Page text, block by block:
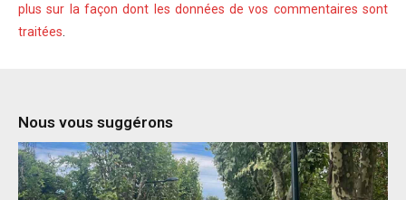
plus sur la façon dont les données de vos commentaires sont
traitées
Nous vous suggérons